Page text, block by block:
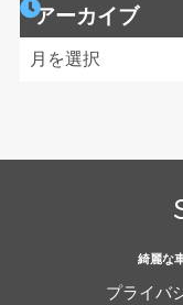
アーカイブ
綺麗な
プライバ